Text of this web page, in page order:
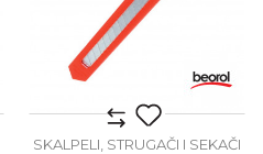
SKALPELI, STRUGAČI I SEKAČI